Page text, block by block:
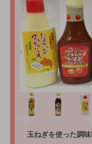
玉ねぎを使った調味